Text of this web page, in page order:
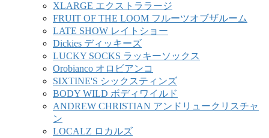
XLARGE エクストララージ
FRUIT OF THE LOOM フルーツオブザルーム
LATE SHOW レイトショー
Dickies ディッキーズ
LUCKY SOCKS ラッキーソックス
Orobianco オロビアンコ
SIXTINE'S シックスティンズ
BODY WILD ボディワイルド
ANDREW CHRISTIAN アンドリュークリスチャ
ン
LOCALZ ロカルズ